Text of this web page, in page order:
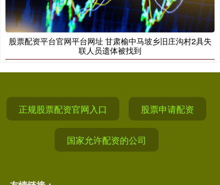
股票配资平台官网平台网址 甘肃榆中马坡乡旧庄沟村2具失
联人员遗体被找到
正规股票配资官网入口 股票申请配资
国家允许配资的公司